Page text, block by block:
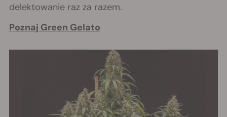
delektowanie raz za razem.
Poznaj Green Gelato